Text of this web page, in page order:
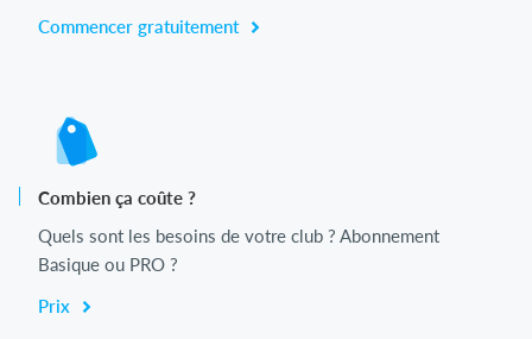
Commencer gratuitement
Combien ça coûte ?
Quels sont les besoins de votre club ? Abonnement
Basique ou PRO ?
Prix